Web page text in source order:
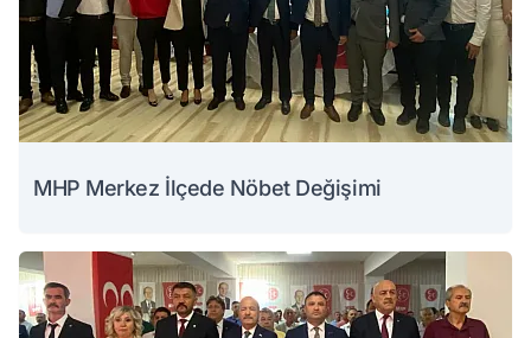
MHP Merkez İlçede Nöbet Değişimi